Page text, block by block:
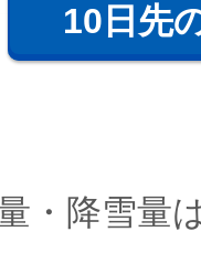
10日先
・降雪量